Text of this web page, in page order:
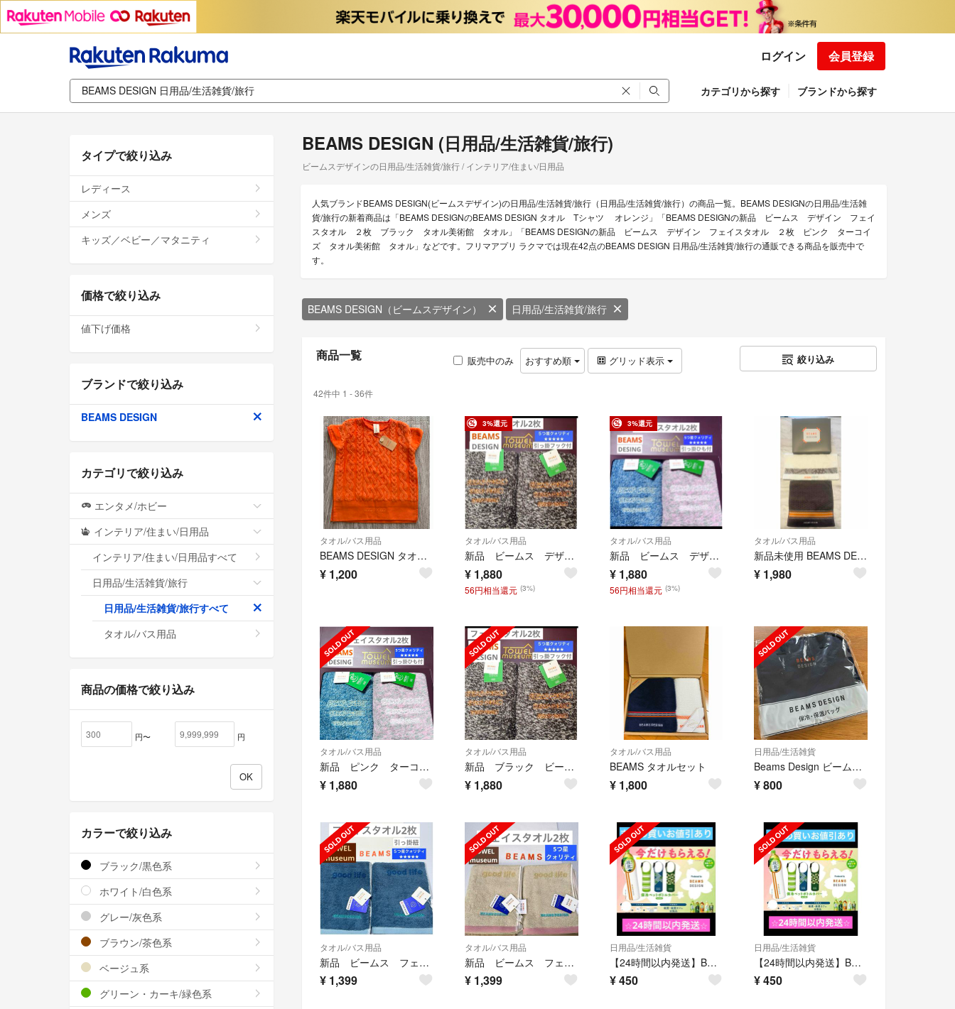
ログイン 会員登録
カテゴリから探す ブランドから探す
BEAMS DESIGN (日用品/生活雑貨/旅行)
ビームスデザインの日用品/生活雑貨/旅行 / インテリア/住まい/日用品
人気ブランドBEAMS DESIGN(ビームスデザイン)の日用品/生活雑貨/旅行（日用品/生活雑貨/旅行）の商品一覧。BEAMS DESIGNの日用品/生活雑
貨/旅行の新着商品は「BEAMS DESIGNのBEAMS DESIGN タオル Tシャツ オレンジ」「BEAMS DESIGNの新品 ビームス デザイン フェイ
スタオル ２枚 ブラック タオル美術館 タオル」「BEAMS DESIGNの新品 ビームス デザイン フェイスタオル ２枚 ピンク ターコイ
ズ タオル美術館 タオル」などです。フリマアプリ ラクマでは現在42点のBEAMS DESIGN 日用品/生活雑貨/旅行の通販できる商品を販売中で
す。
BEAMS DESIGN（ビームスデザイン） 日用品/生活雑貨/旅行
商品一覧 販売中のみ おすすめ順 グリッド表示 絞り込み
42件中 1 - 36件
タオル/バス用品
BEAMS DESIGN タオル Tシャツ オレンジ
¥ 1,200
3%還元
タオル/バス用品
新品 ビームス デザイン フェイスタオル ２枚 ブラック タオル美術館 タオル
¥ 1,880
56円相当還元 (3%)
3%還元
タオル/バス用品
新品 ビームス デザイン フェイスタオル ２枚 ピンク ターコイズ タオル美術館 タオル
¥ 1,880
56円相当還元 (3%)
タオル/バス用品
新品未使用 BEAMS DESIGN フェイスタオル2枚セット 箱付き ギフト ビームスデザイン
¥ 1,980
タオル/バス用品
新品 ピンク ターコイズ ビームス フェイスタオル 2枚 タオル美術館 タオル
¥ 1,880
タオル/バス用品
新品 ブラック ビームス フェイスタオル 2枚 タオル美術館 タオルミュージアム
¥ 1,880
タオル/バス用品
BEAMS タオルセット
¥ 1,800
日用品/生活雑貨
Beams Design ビームス デザイン✳︎保冷・保温バック 新品未使用未開封
¥800
タオル/バス用品
新品 ビームス フェイスタオル 2枚 タオル美術館 タオルミュージアム タオル
¥ 1,399
タオル/バス用品
新品 ビームス フェイスタオル 2枚 タオル美術館 タオルミュージアム タオル
¥ 1,399
日用品/生活雑貨
【24時間以内発送】BEAMS DESIGN 綾鷹 保冷ペットボトルカバー 4種
¥450
日用品/生活雑貨
【24時間以内発送】BEAMS DESIGN 綾鷹 保冷ペットボトルカバー 4種
¥450
タイプで絞り込み
レディース
メンズ
キッズ／ベビー／マタニティ
価格で絞り込み
値下げ価格
ブランドで絞り込み
BEAMS DESIGN
カテゴリで絞り込み
エンタメ/ホビー
インテリア/住まい/日用品
インテリア/住まい/日用品すべて
日用品/生活雑貨/旅行
日用品/生活雑貨/旅行すべて
タオル/バス用品
商品の価格で絞り込み
円〜 円
カラーで絞り込み
ブラック/黒色系
ホワイト/白色系
グレー/灰色系
ブラウン/茶色系
ベージュ系
グリーン・カーキ/緑色系